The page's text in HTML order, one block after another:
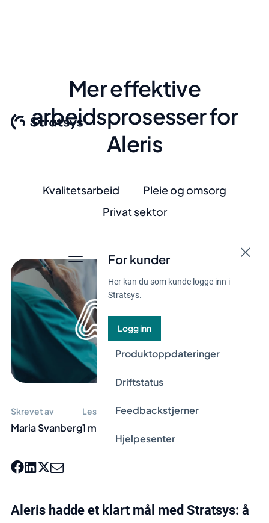
For kunder
Her kan du som kunde logge inn i
Stratsys.
Logg inn
Produktoppdateringer
Driftstatus
Feedbackstjerner
Hjelpesenter
Mer effektive
arbeidsprosesser for
Aleris
Kvalitetsarbeid
Pleie og omsorg
Privat sektor
Skrevet av
Maria Svanberg
Lesetid
1 min
Aleris hadde et klart mål med Stratsys: å